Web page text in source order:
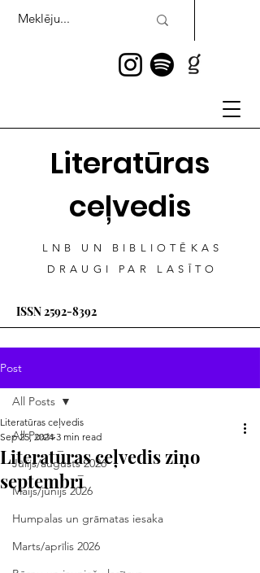
Literatūras
ceļvedis
LNB UN BIBLIOTĒKAS
DRAUGI PAR LASĪTO
ISSN2592-8392
Post
All Posts
Jūlijs/augusts 2026
Maijs/jūnijs 2026
Humpalas un grāmatas iesaka
Marts/aprīlis 2026
All Posts
Literatūras ceļvedis ziņo
septembrī
Literatūras ceļvedis
Sep 25, 2024 3 min read